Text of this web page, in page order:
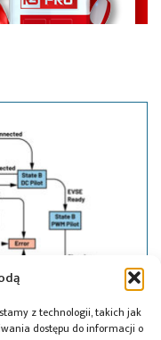
z technologii, takich jak
dostępu do informacji o